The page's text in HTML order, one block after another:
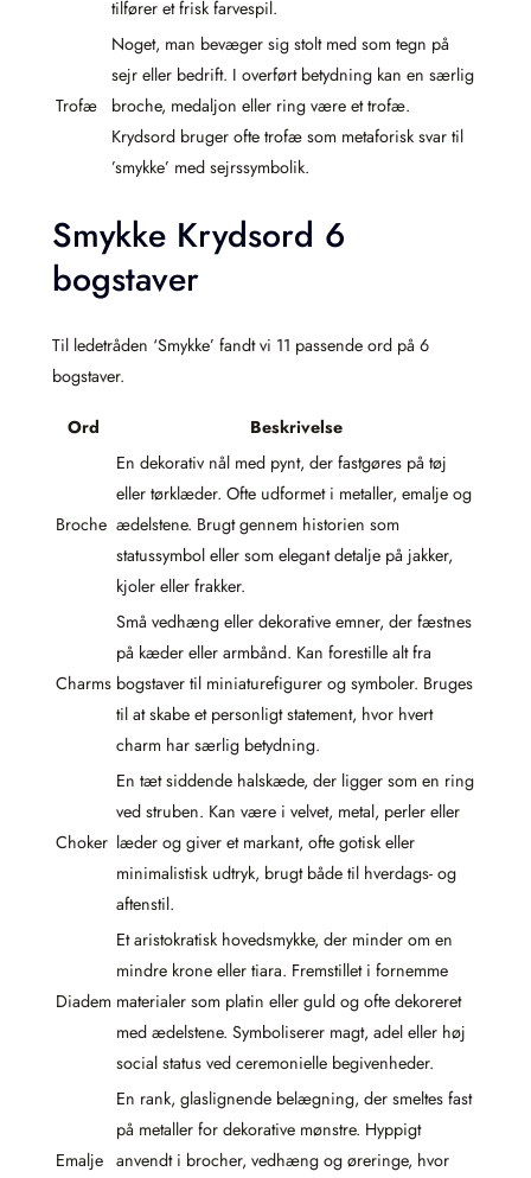
tilfører et frisk farvespil.
Trofæ
Noget, man bevæger sig stolt med som tegn på
sejr eller bedrift. I overført betydning kan en særlig
broche, medaljon eller ring være et trofæ.
Krydsord bruger ofte trofæ som metaforisk svar til
’smykke’ med sejrssymbolik.
Smykke Krydsord 6
bogstaver
Til ledetråden ‘Smykke’ fandt vi 11 passende ord på 6
bogstaver.
Ord Beskrivelse
Broche
En dekorativ nål med pynt, der fastgøres på tøj
eller tørklæder. Ofte udformet i metaller, emalje og
ædelstene. Brugt gennem historien som
statussymbol eller som elegant detalje på jakker,
kjoler eller frakker.
Charms
Små vedhæng eller dekorative emner, der fæstnes
på kæder eller armbånd. Kan forestille alt fra
bogstaver til miniaturefigurer og symboler. Bruges
til at skabe et personligt statement, hvor hvert
charm har særlig betydning.
Choker
En tæt siddende halskæde, der ligger som en ring
ved struben. Kan være i velvet, metal, perler eller
læder og giver et markant, ofte gotisk eller
minimalistisk udtryk, brugt både til hverdags- og
aftenstil.
Diadem
Et aristokratisk hovedsmykke, der minder om en
mindre krone eller tiara. Fremstillet i fornemme
materialer som platin eller guld og ofte dekoreret
med ædelstene. Symboliserer magt, adel eller høj
social status ved ceremonielle begivenheder.
Emalje
En rank, glaslignende belægning, der smeltes fast
på metaller for dekorative mønstre. Hyppigt
anvendt i brocher, vedhæng og øreringe, hvor